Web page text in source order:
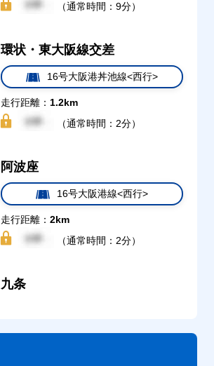
（通常時間：9分）
環状・東大阪線交差
16号大阪港丼池線<西行>
走行距離： 1.2km
（通常時間：2分）
阿波座
16号大阪港線<西行>
走行距離： 2km
（通常時間：2分）
九条